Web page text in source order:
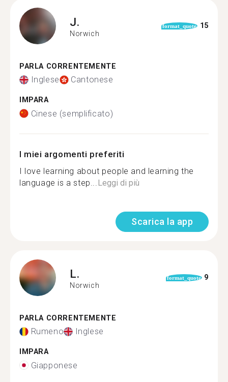
J.
Norwich
format_quote 15
PARLA CORRENTEMENTE
Inglese Cantonese
IMPARA
Cinese (semplificato)
I miei argomenti preferiti
I love learning about people and learning the
language is a step... Leggi di più
Scarica la app
L.
Norwich
format_quote 9
PARLA CORRENTEMENTE
Rumeno Inglese
IMPARA
Giapponese